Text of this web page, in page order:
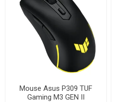
Mouse Asus P309 TUF
Gaming M3 GEN II